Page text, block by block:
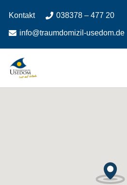
Inhalt
springen
Navigation
springen
Kontakt 038378 – 477 20
info@traumdomizil-usedom.de